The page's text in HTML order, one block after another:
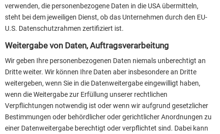
verwenden, die personenbezogene Daten in die USA übermitteln,
steht bei dem jeweiligen Dienst, ob das Unternehmen durch den EU-
U.S. Datenschutzrahmen zertifiziert ist.
Weitergabe von Daten, Auftragsverarbeitung
Wir geben Ihre personenbezogenen Daten niemals unberechtigt an
Dritte weiter. Wir können Ihre Daten aber insbesondere an Dritte
weitergeben, wenn Sie in die Datenweitergabe eingewilligt haben,
wenn die Weitergabe zur Erfüllung unserer rechtlichen
Verpflichtungen notwendig ist oder wenn wir aufgrund gesetzlicher
Bestimmungen oder behördlicher oder gerichtlicher Anordnungen zu
einer Datenweitergabe berechtigt oder verpflichtet sind. Dabei kann